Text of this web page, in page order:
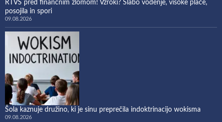
RTVS pred finančnim zlomom! Vzroki? Slabo vodenje, visoke plače,
posojila in spori
09.08.2026
Šola kaznuje družino, ki je sinu preprečila indoktrinacijo wokisma
09.08.2026